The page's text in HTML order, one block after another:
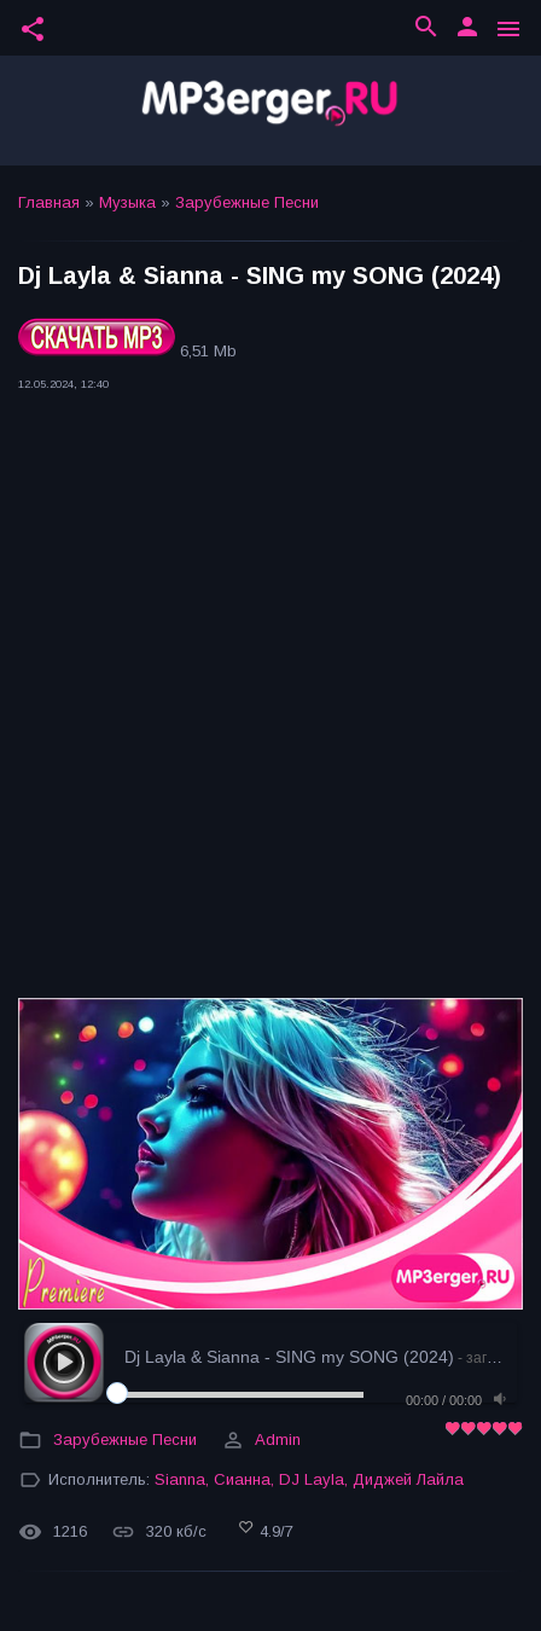
share menu
person
search
Главная » Музыка » Зарубежные Песни
Dj Layla & Sianna - SING my SONG (2024)
6,51 Mb
12.05.2024, 12:40
Dj Layla & Sianna - SING my SONG (2024) - загрузка
00:00 / 00:00
Зарубежные Песни Admin
Исполнитель: Sianna Сианна DJ Layla Диджей Лайла
1216 320 кб/с 4.9/7